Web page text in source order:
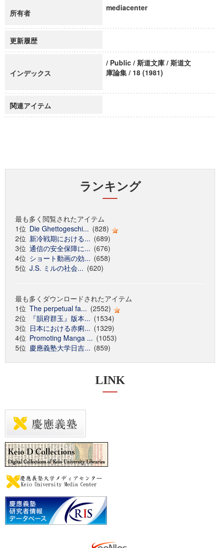
所有者
mediacenter
更新履歴
インデックス
/ Public / 斯道文庫 / 斯道文
庫論集 / 18 (1981)
関連アイテム
ランキング
最も多く閲覧されたアイテム
1位 Die Ghettogeschi... (828)
2位 新冷戦期における... (689)
3位 通信の安全保障に... (676)
4位 ショート動画の効... (658)
5位 J.S. ミルの社会... (620)
最も多くダウンロードされたアイテム
1位 The perpetual fa... (2552)
2位
『韻府群玉』版本... (1534)
3位 日本における赤痢... (1329)
4位 Promoting Manga ... (1053)
5位 慶應義塾大学日吉... (859)
LINK